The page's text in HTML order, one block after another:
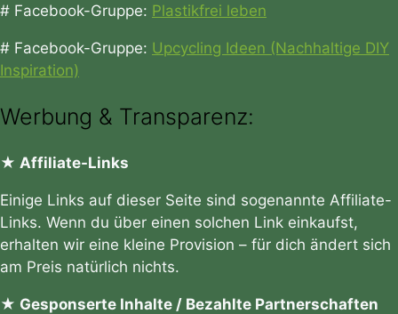
# Facebook-Gruppe: Plastikfrei leben
# Facebook-Gruppe: Upcycling Ideen (Nachhaltige DIY
Inspiration)
Werbung & Transparenz:
★ Affiliate-Links
Einige Links auf dieser Seite sind sogenannte Affiliate-
Links. Wenn du über einen solchen Link einkaufst,
erhalten wir eine kleine Provision – für dich ändert sich
am Preis natürlich nichts.
★ Gesponserte Inhalte / Bezahlte Partnerschaften